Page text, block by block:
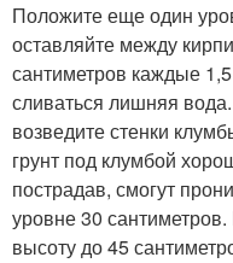
Положите еще один
оставляйте между
сантиметров каждые
сливаться лишняя
возведите стенки
грунт под клумбой
пострадав, смогут
уровне 30
высоту до 45